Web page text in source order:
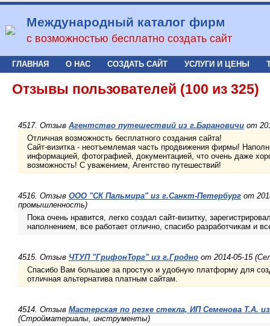
Международный каталог фирм
с возможностью бесплатно создать сайт
ГЛАВНАЯ О НАС СОЗДАТЬ САЙТ УСЛУГИ И ЦЕНЫ
Отзывы пользователей (100 из 325)
4517. Отзыв Агентство путешествий из г.Барановичи от
Отличная возможность бесплатного создания сайта!
Сайт-визитка - неотъемлемая часть продвижения фирмы!
информацией, фотографией, документацией, что очень даже
возможность! С уважением, Агентство путешествий!
4516. Отзыв ООО "СК Пальмира" из г.Санкт-Петербург от
промышленность)
Пока очень нравится, легко создал сайт-визитку,
наполнением, все работает отлично, спасибо разработчикам и
4515. Отзыв ЧТУП "ГрифонТорг" из г.Гродно от 2014-05-15
Спасибо Вам большое за простую и удобную платформу для
отличная альтернатива платным сайтам.
4514. Отзыв Мастерская по резке стекла, ИП Семенова Т.А.
(Стройматериалы, инструменты)